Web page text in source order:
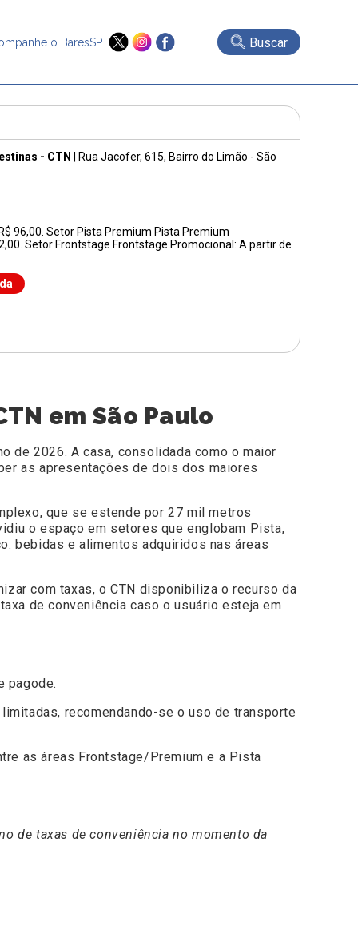
o BaresSP Buscar
- CTN Rua Jacofer, 615, Bairro do Limão - São
96,00. Setor Pista Premium Pista Premium
Setor Frontstage Frontstage Promocional: A partir de
em São Paulo
de 2026. A casa, consolidada como o maior
as apresentações de dois dos maiores
que se estende por 27 mil metros
o espaço em setores que englobam Pista,
bebidas e alimentos adquiridos nas áreas
com taxas, o CTN disponibiliza o recurso da
de conveniência caso o usuário esteja em
pagode.
recomendando-se o uso de transporte
as áreas Frontstage/Premium e a Pista
de taxas de conveniência no momento da